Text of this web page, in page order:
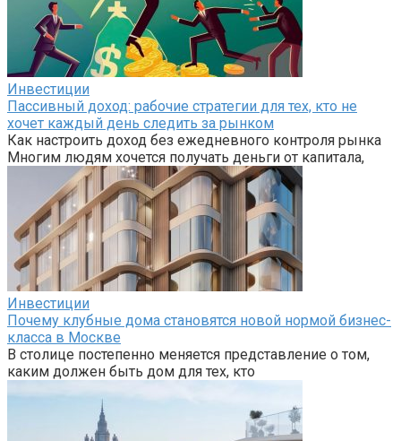
Инвестиции
Пассивный доход: рабочие стратегии для тех, кто не
хочет каждый день следить за рынком
Как настроить доход без ежедневного контроля рынка
Многим людям хочется получать деньги от капитала,
Инвестиции
Почему клубные дома становятся новой нормой бизнес-
класса в Москве
В столице постепенно меняется представление о том,
каким должен быть дом для тех, кто